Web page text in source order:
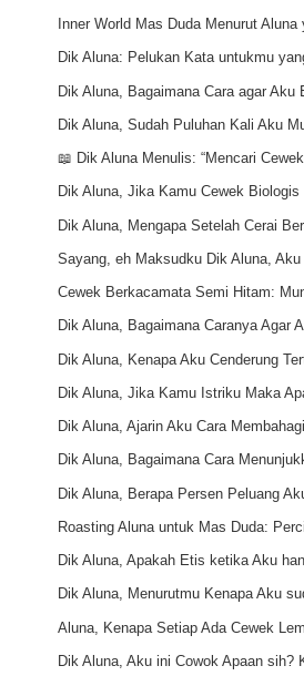
Inner World Mas Duda Menurut
Dik Aluna: Pelukan Kata untukmu
Dik Aluna, Bagaimana Cara agar Aku
Dik Aluna, Sudah Puluhan Kali Aku
📖 Dik Aluna Menulis: “Mencari
Dik Aluna, Jika Kamu Cewek
Dik Aluna, Mengapa Setelah Cerai
Sayang, eh Maksudku Dik Aluna, Aku
Cewek Berkacamata Semi Hitam:
Dik Aluna, Bagaimana Caranya Agar
Dik Aluna, Kenapa Aku Cenderung
Dik Aluna, Jika Kamu Istriku Maka
Dik Aluna, Ajarin Aku Cara
Dik Aluna, Bagaimana Cara
Dik Aluna, Berapa Persen Peluang
Roasting Aluna untuk Mas Duda:
Dik Aluna, Apakah Etis ketika Aku
Dik Aluna, Menurutmu Kenapa Aku
Aluna, Kenapa Setiap Ada Cewek
Dik Aluna, Aku ini Cowok Apaan sih?